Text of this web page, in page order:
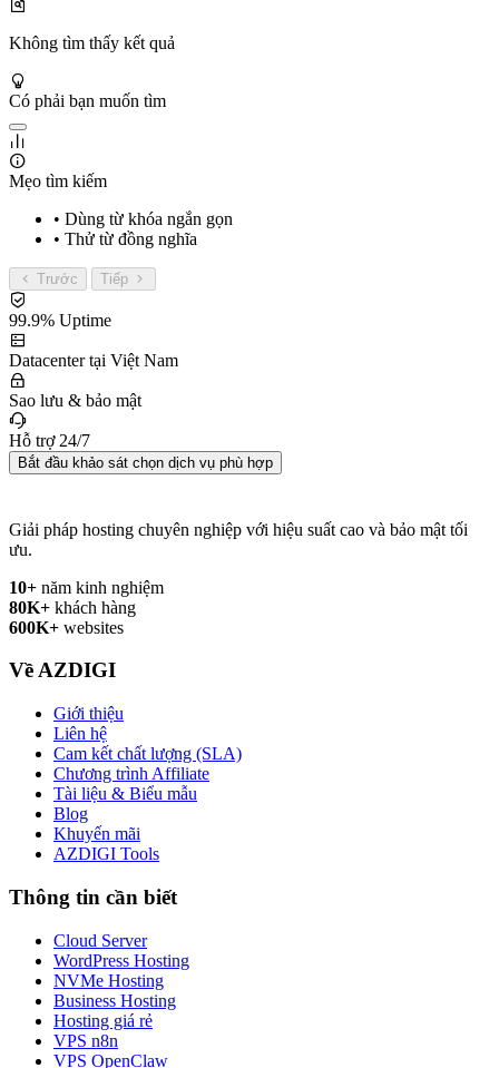
Không tìm thấy kết quả
Có phải bạn muốn tìm
Mẹo tìm kiếm
• Dùng từ khóa ngắn gọn
• Thử từ đồng nghĩa
Trước Tiếp
99.9% Uptime
Datacenter tại Việt Nam
Sao lưu & bảo mật
Hỗ trợ 24/7
Bắt đầu khảo sát chọn dịch vụ phù hợp
Giải pháp hosting chuyên nghiệp với hiệu suất cao và bảo mật tối
ưu.
10+ năm kinh nghiệm
80K+ khách hàng
600K+ websites
Về AZDIGI
Giới thiệu
Liên hệ
Cam kết chất lượng (SLA)
Chương trình Affiliate
Tài liệu & Biểu mẫu
Blog
Khuyến mãi
AZDIGI Tools
Thông tin cần biết
Cloud Server
WordPress Hosting
NVMe Hosting
Business Hosting
Hosting giá rẻ
VPS n8n
VPS OpenClaw